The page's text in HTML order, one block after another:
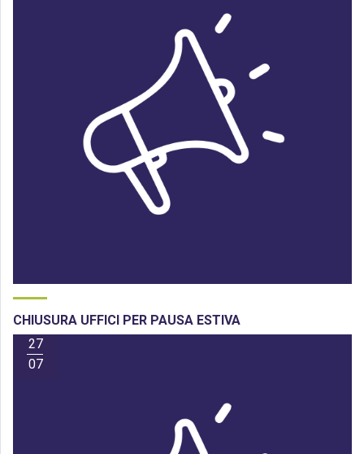
CHIUSURA UFFICI PER PAUSA ESTIVA
27
07